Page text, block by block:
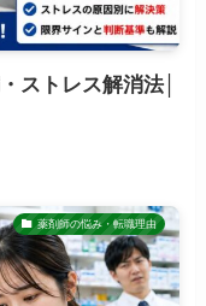
ストレス解消法│
薬剤師の悩み・転職理由